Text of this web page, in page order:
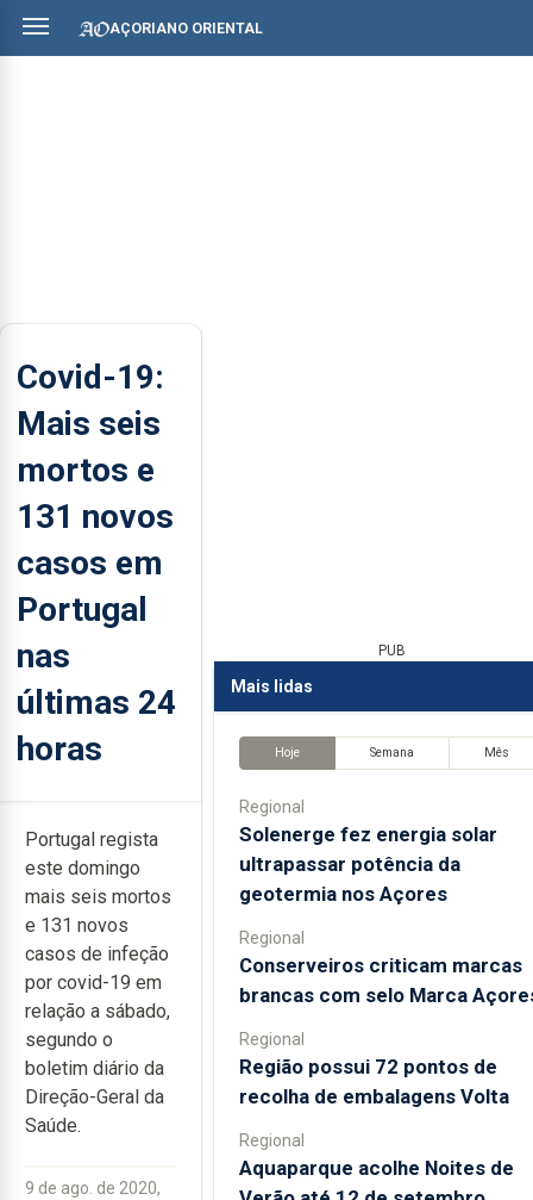
AÇORIANO ORIENTAL
Covid-19:
Mais seis
mortos e
131 novos
casos em
Portugal
nas
últimas 24
horas
Portugal regista
este domingo
mais seis mortos
e 131 novos
casos de infeção
por covid-19 em
relação a sábado,
segundo o
boletim diário da
Direção-Geral da
Saúde.
9 de ago. de 2020,
PUB
Mais lidas
Hoje Semana Mês
Regional
Solenerge fez energia solar
ultrapassar potência da
geotermia nos Açores
Regional
Conserveiros criticam marcas
brancas com selo Marca
Regional
Região possui 72 pontos de
recolha de embalagens Volta
Regional
Aquaparque acolhe Noites de